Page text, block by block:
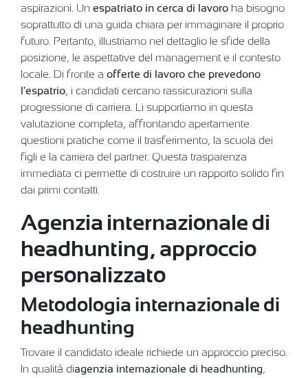
aspirazioni. Un espatriato in cerca di lavoro ha bisogno
soprattutto di una guida chiara per immaginare il proprio
futuro. Pertanto, illustriamo nel dettaglio le sfide della
posizione, le aspettative del management e il contesto
locale. Di fronte a offerte di lavoro che prevedono
l'espatrio, i candidati cercano rassicurazioni sulla
progressione di carriera. Li supportiamo in questa
valutazione completa, affrontando apertamente
questioni pratiche come il trasferimento, la scuola dei
figli e la carriera del partner. Questa trasparenza
immediata ci permette di costruire un rapporto solido fin
dai primi contatti.
Agenzia internazionale di
headhunting, approccio
personalizzato
Metodologia internazionale di
headhunting
Trovare il candidato ideale richiede un approccio preciso.
In qualità diagenzia internazionale di headhunting,